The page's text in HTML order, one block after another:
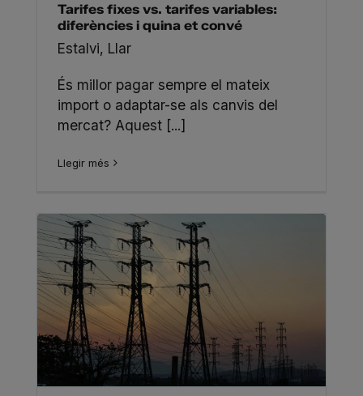
Tarifes fixes vs. tarifes variables:
diferències i quina et convé
Estalvi, Llar
És millor pagar sempre el mateix
import o adaptar-se als canvis del
mercat? Aquest [...]
Llegir més